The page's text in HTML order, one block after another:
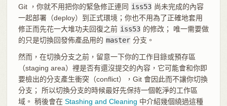
Git ，你就不用把你的緊急修正連同 iss53 尚未完成的內容
一起部署（deploy）到正式環境；你也不用為了正確地套用
修正而先花一大堆功夫回復之前 iss53 的修改； 唯一需要做
的只是切換回發佈產品用的 master 分支。
然而，在切換分支之前，留意一下你的工作目錄或預存區
（staging area）裡是否有還沒提交的內容，它可能會和你即
要檢出的分支產生衝突（conflict），Git 會因此而不讓你切換
分支； 所以切換分支的時候最好先保持一個乾淨的工作區
域。 稍後會在 Stashing and Cleaning 中介紹幾個繞過這種